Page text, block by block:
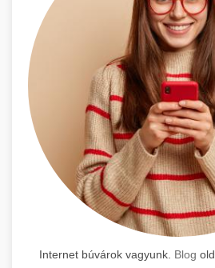
Internet búvárok vagyunk. Blog